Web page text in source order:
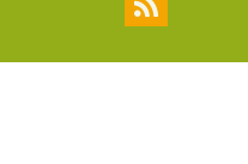
r